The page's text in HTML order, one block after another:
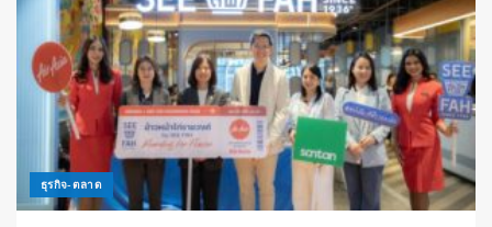
ธุรกิจ-ตลาด